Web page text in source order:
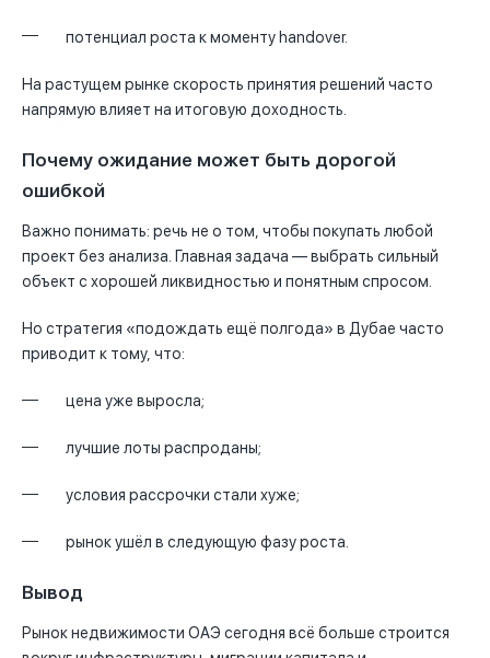
потенциал роста к моменту handover.
На растущем рынке скорость принятия решений часто
напрямую влияет на итоговую доходность.
Почему ожидание может быть дорогой
ошибкой
Важно понимать: речь не о том, чтобы покупать любой
проект без анализа. Главная задача — выбрать сильный
объект с хорошей ликвидностью и понятным спросом.
Но стратегия «подождать ещё полгода» в Дубае часто
приводит к тому, что:
цена уже выросла;
лучшие лоты распроданы;
условия рассрочки стали хуже;
рынок ушёл в следующую фазу роста.
Вывод
Рынок недвижимости ОАЭ сегодня всё больше строится